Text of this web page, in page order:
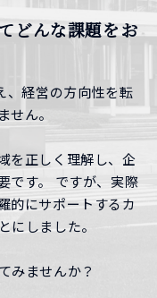
どんな課題をお
、経営の方向性を転
ん。
を正しく理解し、企
です。 ですが、実際
的にサポートするカ
にしました。
みませんか？